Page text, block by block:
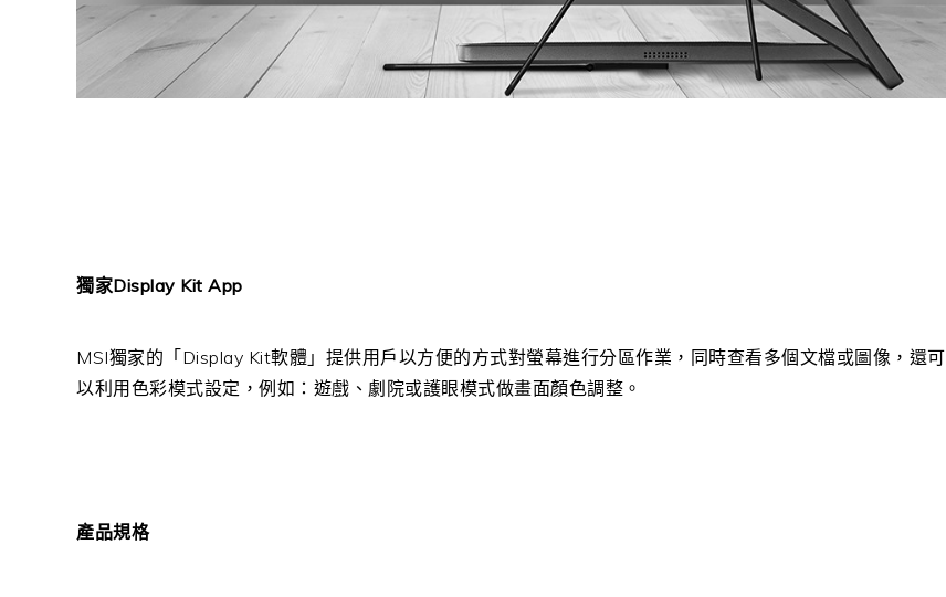
獨家Display Kit App
MSI獨家的「Display Kit軟體」提供用戶以方便的方式對螢幕進行分區作業，同時查看多個文檔或圖像，還可
以利用色彩模式設定，例如：遊戲、劇院或護眼模式做畫面顏色調整。
產品規格